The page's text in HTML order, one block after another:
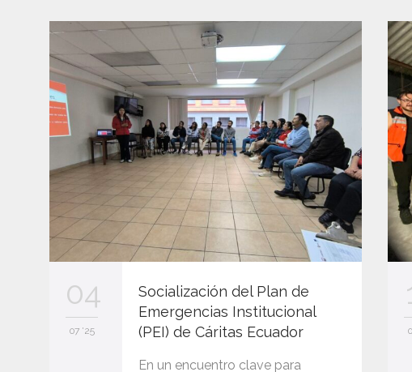
04
07 '25
Socialización del Plan de
Emergencias Institucional
(PEI) de Cáritas Ecuador
En un encuentro clave para